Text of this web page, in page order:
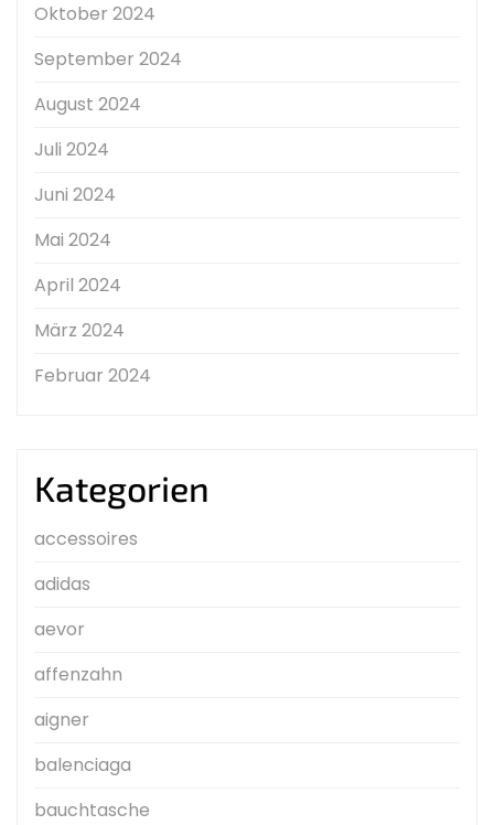
Oktober 2024
September 2024
August 2024
Juli 2024
Juni 2024
Mai 2024
April 2024
März 2024
Februar 2024
Kategorien
accessoires
adidas
aevor
affenzahn
aigner
balenciaga
bauchtasche